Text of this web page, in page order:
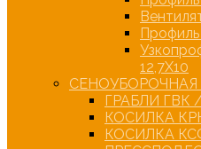
12,7Х10
СЕНОУБОРОЧНАЯ
ГРАБЛИ ГВК
КОСИЛКА
КОСИЛКА